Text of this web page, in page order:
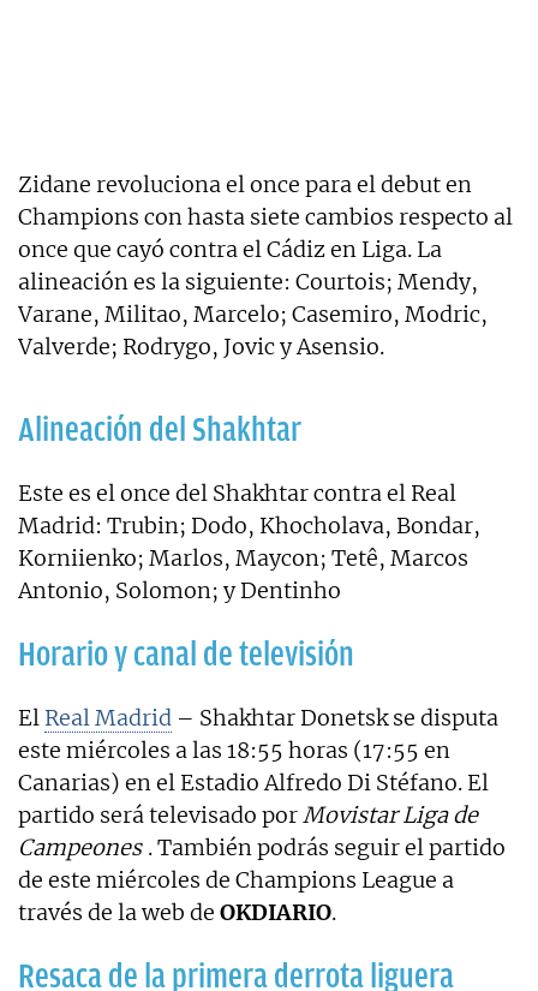
Zidane revoluciona el once para el debut en
Champions con hasta siete cambios respecto al
once que cayó contra el Cádiz en Liga. La
alineación es la siguiente: Courtois; Mendy,
Varane, Militao, Marcelo; Casemiro, Modric,
Valverde; Rodrygo, Jovic y Asensio.
Alineación del Shakhtar
Este es el once del Shakhtar contra el Real
Madrid: Trubin; Dodo, Khocholava, Bondar,
Korniienko; Marlos, Maycon; Tetê, Marcos
Antonio, Solomon; y Dentinho
Horario y canal de televisión
El Real Madrid – Shakhtar Donetsk se disputa
este miércoles a las 18:55 horas (17:55 en
Canarias) en el Estadio Alfredo Di Stéfano. El
partido será televisado porMovistar Liga de
Campeones . También podrás seguir el partido
de este miércoles de Champions League a
través de la web de OKDIARIO.
Resaca de la primera derrota liguera